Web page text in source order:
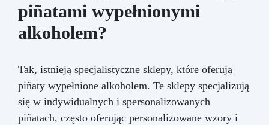
piñatami wypełnionymi
alkoholem?
Tak, istnieją specjalistyczne sklepy, które oferują
piñaty wypełnione alkoholem. Te sklepy specjalizują
się w indywidualnych i spersonalizowanych
piñatach, często oferując personalizowane wzory i